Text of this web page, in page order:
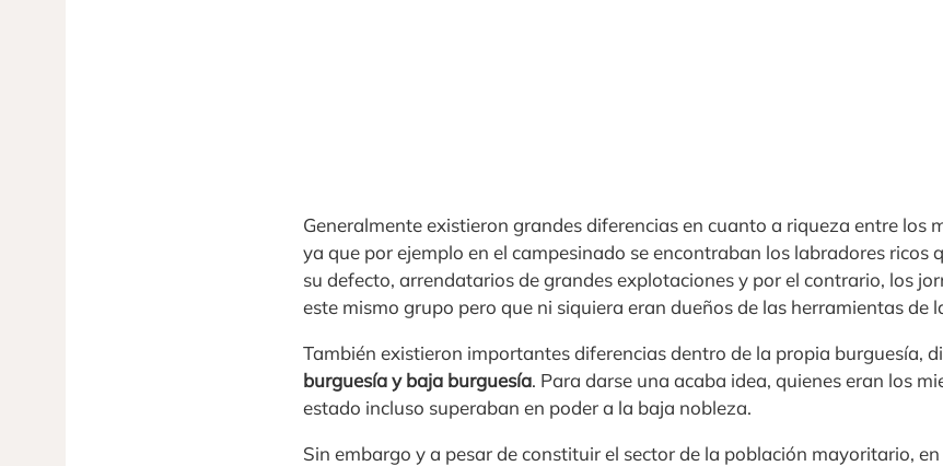
Generalmente existieron grandes diferencias en cuanto a riqueza entre los
ya que por ejemplo en el campesinado se encontraban los labradores ricos
su defecto, arrendatarios de grandes explotaciones y por el contrario, los
este mismo grupo pero que ni siquiera eran dueños de las herramientas de
También existieron importantes diferencias dentro de la propia burguesía,
burguesía y baja burguesía. Para darse una acaba idea, quienes eran los
estado incluso superaban en poder a la baja nobleza.
Sin embargo y a pesar de constituir el sector de la población mayoritario,